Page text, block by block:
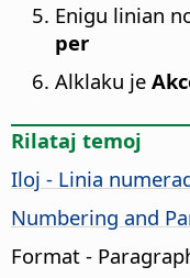
Enigu linian
per
Alklaku je
Rilataj temoj
Iloj - Linia
Numbering and
Format -